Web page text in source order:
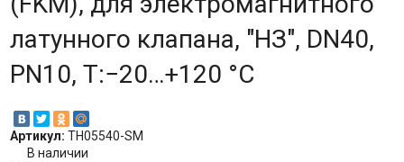
латунного клапана, "НЗ", DN40,
PN10, Т:−20…+120 °С
Артикул: TH05540-SM
В наличии